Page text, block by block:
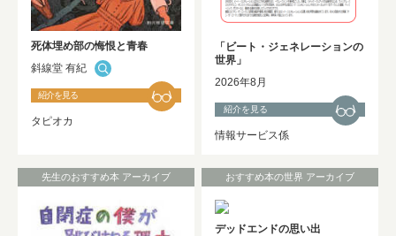
死体埋め部の悔恨と青春
斜線堂 有紀
紹介を見る
タピオカ
「ビート・ジェネレーションの
世界」
2026年8月
紹介を見る
情報サービス係
先生のおすすめ本 アーカイブ おすすめ本の世界 アーカイブ
デッドエンドの思い出